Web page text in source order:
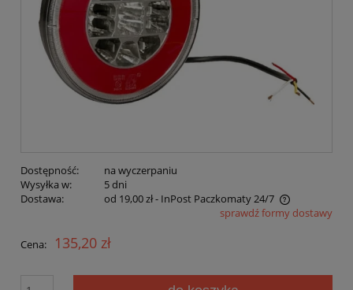
Dostępność:
na wyczerpaniu
Wysyłka w:
5 dni
Dostawa:
od 19,00 zł- InPost Paczkomaty 24/7
Cena nie zawiera ewentualnych kosztów płatnościsprawdź formy dostawy
Cena: 135,20 zł